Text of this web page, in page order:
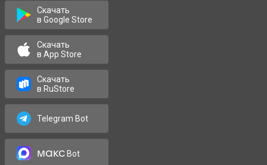
Скачать
в Google Store
Скачать
в App Store
Скачать
в RuStore
Telegram Bot
максBot